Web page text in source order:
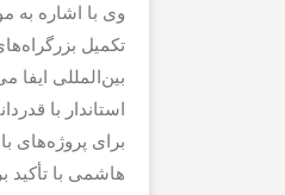
وی با اشاره به
تکمیل
بین‌المللی ایفا
برای پروژه‌های
هاشمی با تأکید